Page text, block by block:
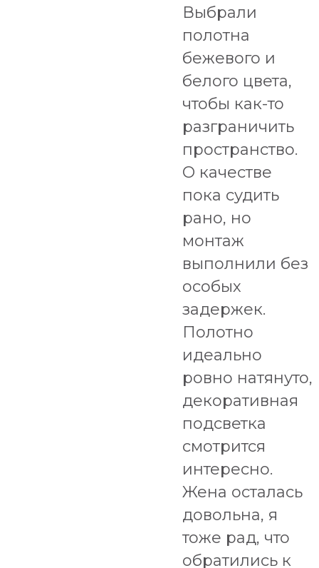
Выбрали
полотна
бежевого и
белого цвета,
чтобы как-то
разграничить
пространство.
О качестве
пока судить
рано, но
монтаж
выполнили без
особых
задержек.
Полотно
идеально
ровно натянуто,
декоративная
подсветка
смотрится
интересно.
Жена осталась
довольна, я
тоже рад, что
обратились к